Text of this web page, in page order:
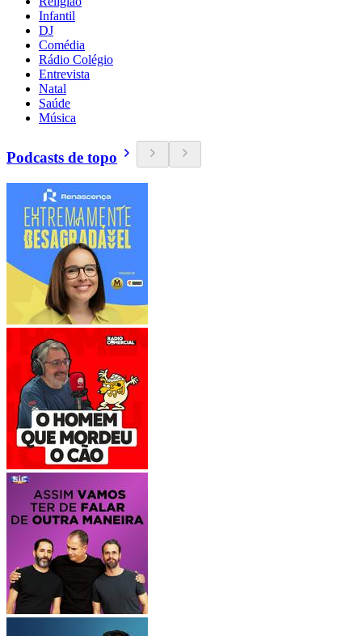
Infantil
DJ
Comédia
Rádio Colégio
Entrevista
Natal
Saúde
Música
Podcasts de topo